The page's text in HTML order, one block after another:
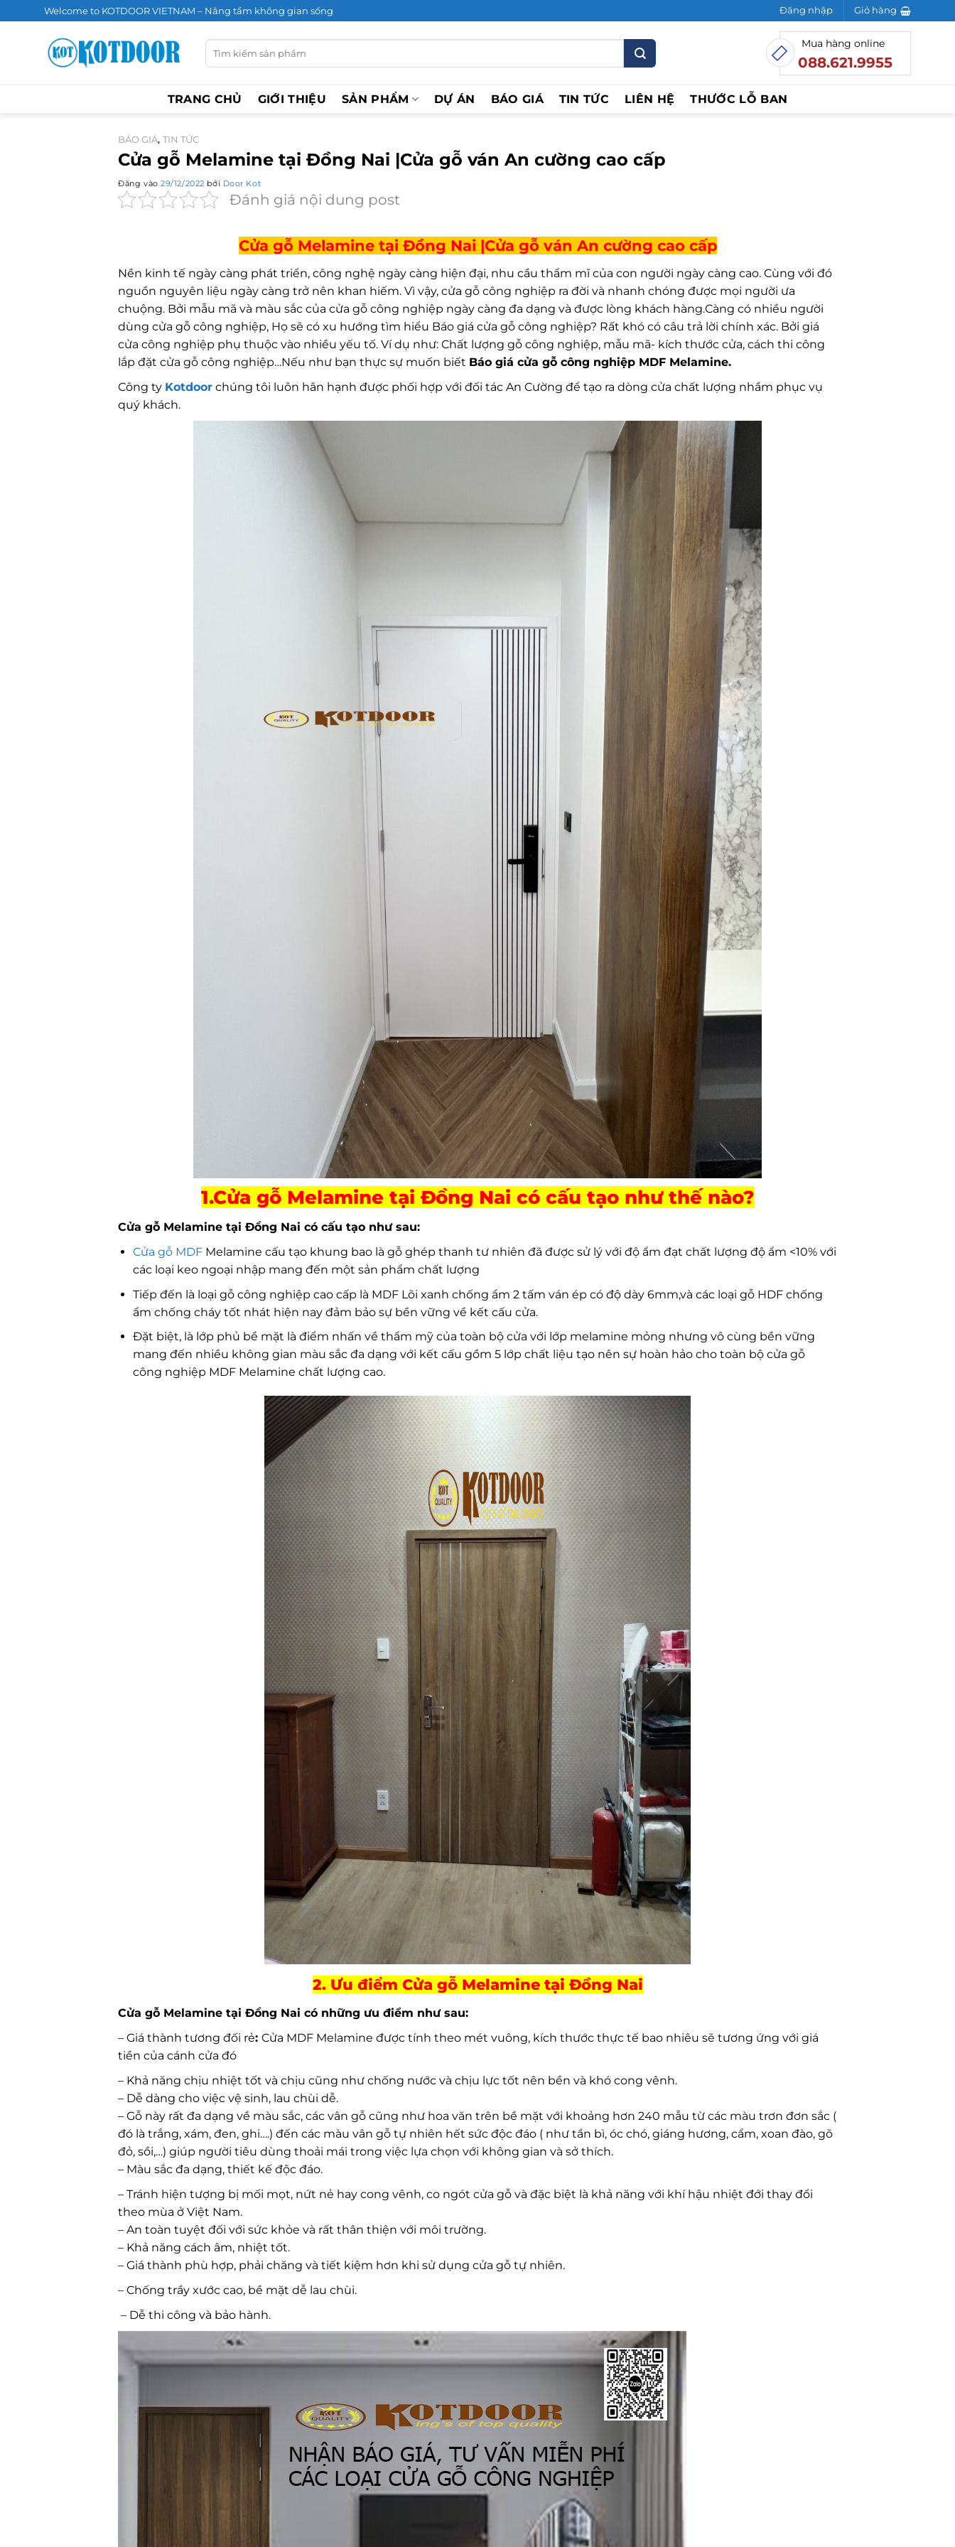
qua
Welcome to KOTDOOR VIETNAM – Nâng tầm không gian sống Đăng nhập Giỏ hàng
Tìm
kiếm:
Mua hàng online
088.621.9955
TRANG CHỦ GIỚI THIỆU SẢN PHẨM DỰ ÁN BÁO GIÁ TIN TỨC LIÊN HỆ THƯỚC LỖ BAN
BÁO GIÁ,TIN TỨC
Cửa gỗ Melamine tại Đồng Nai |Cửa gỗ ván An cường cao cấp
Đăng vào29/12/2022 bởi Door Kot
Đánh giá nội dung post
Cửa gỗ Melamine tại Đồng Nai |Cửa gỗ ván An cường cao cấp
Nền kinh tế ngày càng phát triển, công nghệ ngày càng hiện đại, nhu cầu thẩm mĩ của con người ngày càng cao. Cùng với đó
nguồn nguyên liệu ngày càng trở nên khan hiếm. Vì vậy, cửa gỗ công nghiệp ra đời và nhanh chóng được mọi người ưa
chuộng. Bởi mẫu mã và màu sắc của cửa gỗ công nghiệp ngày càng đa dạng và được lòng khách hàng.Càng có nhiều người
dùng cửa gỗ công nghiệp, Họ sẽ có xu hướng tìm hiểu Báo giá cửa gỗ công nghiệp? Rất khó có câu trả lời chính xác. Bởi giá
cửa công nghiệp phụ thuộc vào nhiều yếu tố. Ví dụ như: Chất lượng gỗ công nghiệp, mẫu mã- kích thước cửa, cách thi công
lắp đặt cửa gỗ công nghiệp…Nếu như bạn thực sự muốn biết Báo giá cửa gỗ công nghiệp MDF Melamine.
Công ty Kotdoor chúng tôi luôn hân hạnh được phối hợp với đối tác An Cường để tạo ra dòng cửa chất lượng nhầm phục vụ
quý khách.
1.Cửa gỗ Melamine tại Đồng Nai có cấu tạo như thế nào?
Cửa gỗ Melamine tại Đồng Naicó cấu tạo như sau:
Cửa gỗ MDFMelamine cấu tạo khung bao là gỗ ghép thanh tư nhiên đã được sử lý với độ ẩm đạt chất lượng độ ẩm <10% với
các loại keo ngoại nhập mang đến một sản phẩm chất lượng
Tiếp đến là loại gỗ công nghiệp cao cấp là MDF Lõi xanh chống ẩm 2 tấm ván ép có độ dày 6mm,và các loại gỗ HDF chống
ẩm chống cháy tốt nhát hiện nay đảm bảo sự bền vững về kết cấu cửa.
Đặt biệt, là lớp phủ bề mặt là điểm nhấn về thẩm mỹ của toàn bộ cửa với lớp melamine mỏng nhưng vô cùng bền vững
mang đến nhiều không gian màu sắc đa dạng với kết cấu gồm 5 lớp chất liệu tạo nên sự hoàn hảo cho toàn bộ cửa gỗ
công nghiệp MDF Melamine chất lượng cao.
2. Ưu điểm Cửa gỗ Melamine tại Đồng Nai
Cửa gỗ Melamine tại Đồng Nai có những ưu điểm như sau:
– Giá thành tương đối rẻ:Cửa MDF Melamine được tính theo mét vuông, kích thước thực tế bao nhiêu sẽ tương ứng với giá
tiền của cánh cửa đó
– Khả năng chịu nhiệt tốt và chịu cũng như chống nước và chịu lực tốt nên bền và khó cong vênh.
– Dễ dàng cho việc vệ sinh, lau chùi dễ.
– Gỗ này rất đa dạng về màu sắc, các vân gỗ cũng như hoa văn trên bề mặt với khoảng hơn 240 mẫu từ các màu trơn đơn sắc (
đó là trắng, xám, đen, ghi….) đến các màu vân gỗ tự nhiên hết sức độc đáo ( như tần bì, óc chó, giáng hương, cẩm, xoan đào, gõ
đỏ, sồi,…) giúp người tiêu dùng thoải mái trong việc lựa chọn với không gian và sở thích.
– Màu sắc đa dạng, thiết kế độc đáo.
– Tránh hiện tượng bị mối mọt, nứt nẻ hay cong vênh, co ngót cửa gỗ và đặc biệt là khả năng với khí hậu nhiệt đới thay đổi
theo mùa ở Việt Nam.
– An toàn tuyệt đối với sức khỏe và rất thân thiện với môi trường.
– Khả năng cách âm, nhiệt tốt.
– Giá thành phù hợp, phải chăng và tiết kiệm hơn khi sử dụng cửa gỗ tự nhiên.
– Chống trầy xước cao, bề mặt dễ lau chùi.
– Dễ thi công và bảo hành.